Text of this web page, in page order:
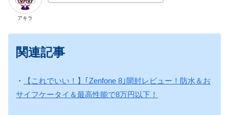
アキラ
関連記事
・
【これでいい！】｢Zenfone 8｣開封レビュー！防水＆お
サイフケータイ＆最高性能で8万円以下！